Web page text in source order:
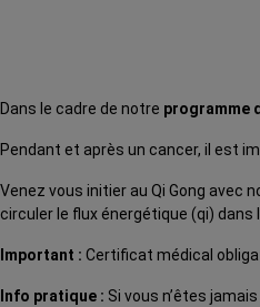
Dans le cadre de notre programme
Pendant et après un cancer, il est
Venez vous initier au Qi Gong avec
circuler le flux énergétique (qi)
Important : Certificat médical
Info pratique : Si vous n’êtes